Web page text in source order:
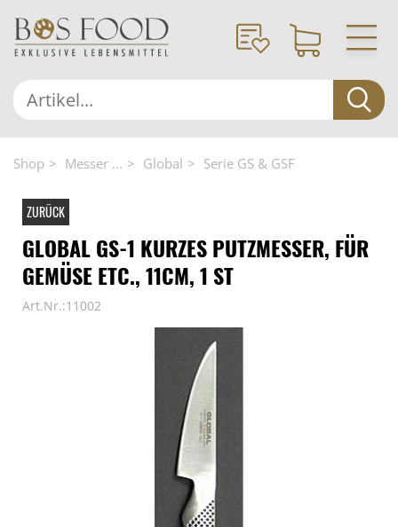
Shop Messer ... Global Serie GS & GSF
ZURÜCK
GLOBAL GS-1 KURZES PUTZMESSER, FÜR
GEMÜSE ETC., 11CM, 1 ST
Art.Nr.:11002